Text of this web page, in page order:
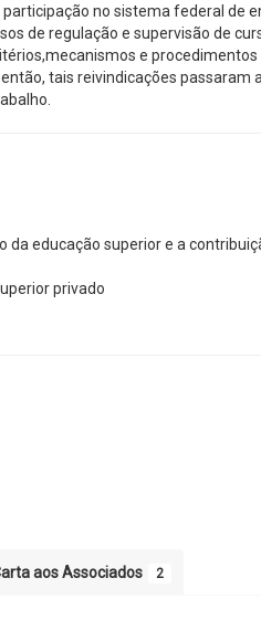
no sistema federal de
de regulação e supervisão de
e procedimentos
tais reivindicações passaram a
da educação superior e a
privado
aos Associados 2